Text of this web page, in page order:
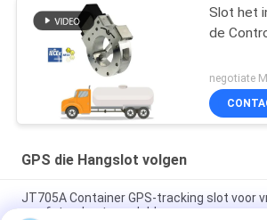
Slot het
de
negotiate
GPS die Hangslot volgen
JT705A Container GPS-tracking slot voor
op afstand ontgrendeld